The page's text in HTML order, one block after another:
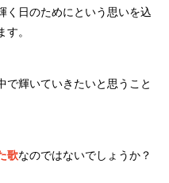
く日のためにという思いを込
。
で輝いていきたいと思うこと
歌なのではないでしょうか？